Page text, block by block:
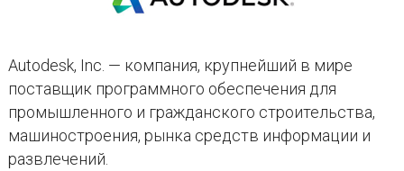
Autodesk, Inc. — компания, крупнейший в мире
поставщик программного обеспечения для
промышленного и гражданского строительства,
машиностроения, рынка средств информации и
развлечений.